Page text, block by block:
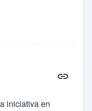
iniciativa en